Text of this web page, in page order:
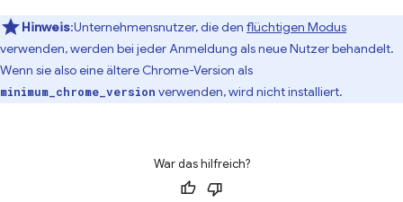
Hinweis:Unternehmensnutzer, die den flüchtigen Modus
verwenden, werden bei jeder Anmeldung als neue Nutzer behandelt.
Wenn sie also eine ältere Chrome-Version als
minimum_chrome_version verwenden, wird nicht installiert.
War das hilfreich?